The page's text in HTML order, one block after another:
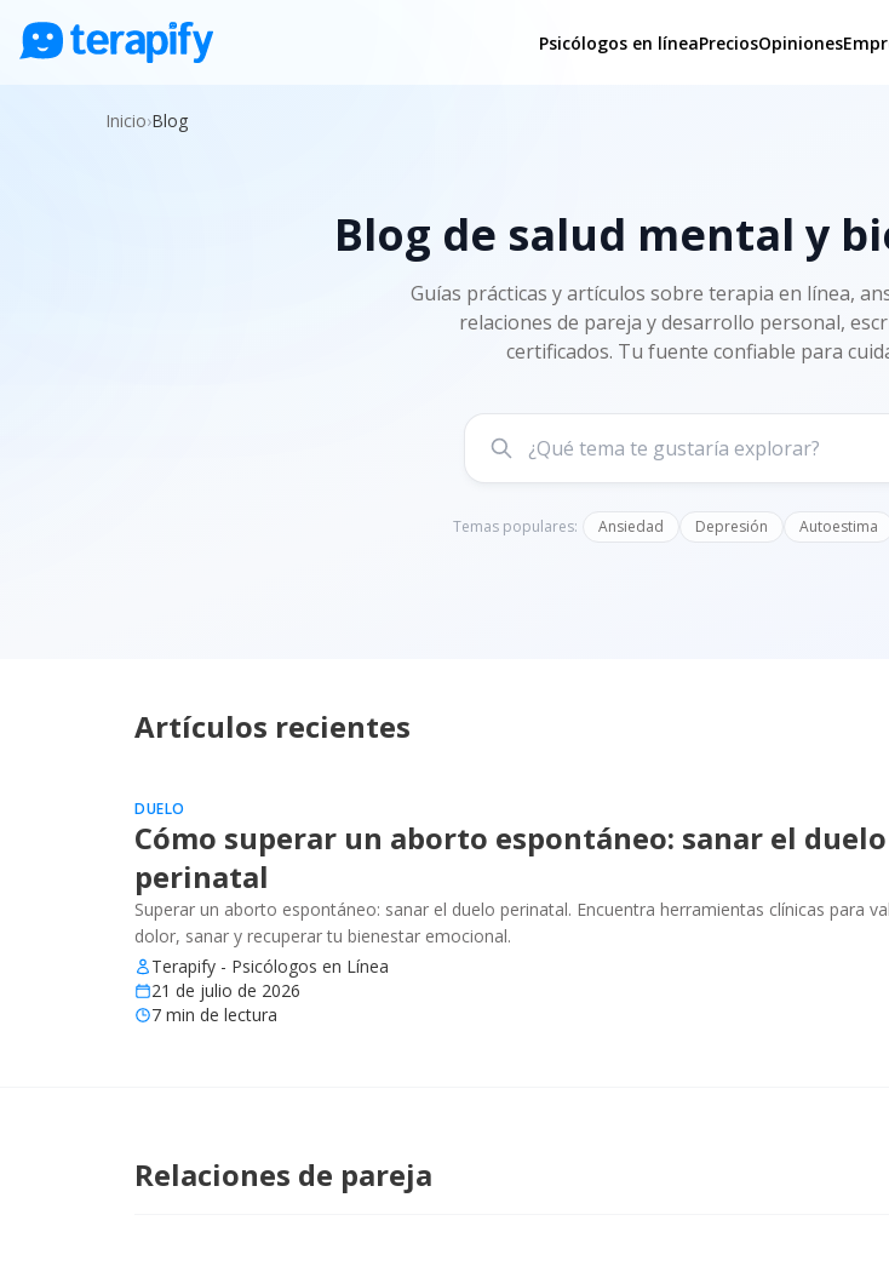
Psicólogos en líneaPreciosOpiniones
Inicio›Blog
Blog de salud mental y
Guías prácticas y artículos sobre terapia en línea,
relaciones de pareja y desarrollo personal,
certificados. Tu fuente confiable para
Temas populares: Ansiedad Depresión Autoestima
Artículos recientes
DUELO
Cómo superar un aborto espontáneo: sanar el duelo
perinatal
Superar un aborto espontáneo: sanar el duelo perinatal. Encuentra herramientas clínicas para
dolor, sanar y recuperar tu bienestar emocional.
Terapify - Psicólogos en Línea
21 de julio de 2026
7 min de lectura
Relaciones de pareja